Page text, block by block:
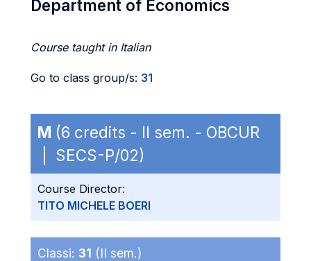
Department of Economics
Course taught in Italian
Go to class group/s: 31
M (6 credits - II sem. - OBCUR
| SECS-P/02)
Course Director:
TITO MICHELE BOERI
Classi: 31 (II sem.)